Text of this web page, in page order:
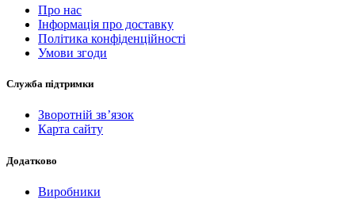
Про нас
Інформація про доставку
Політика конфіденційності
Умови згоди
Служба підтримки
Зворотній зв’язок
Карта сайту
Додатково
Виробники